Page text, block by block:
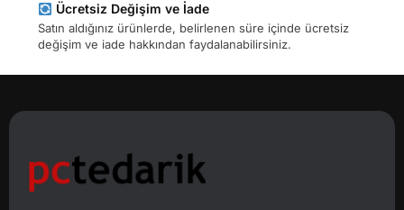
Ücretsiz Değişim ve İade
Satın aldığınız ürünlerde, belirlenen süre içinde ücretsiz
değişim ve iade hakkından faydalanabilirsiniz.